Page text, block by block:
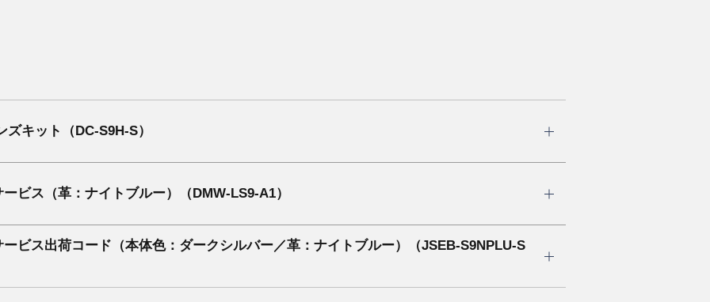
キット（DC-S9H-S）
ビス（革：ナイトブルー）（DMW-LS9-A1）
ビス出荷コード（本体色：ダークシルバー／革：ナイトブルー）（JSEB-S9NPLU-S